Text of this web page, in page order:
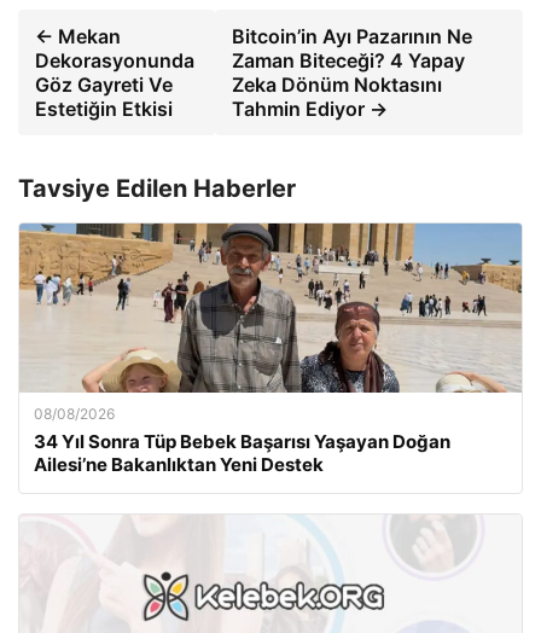
← Mekan
Dekorasyonunda
Göz Gayreti Ve
Estetiğin Etkisi
Bitcoin’in Ayı Pazarının Ne
Zaman Biteceği? 4 Yapay
Zeka Dönüm Noktasını
Tahmin Ediyor →
Tavsiye Edilen Haberler
08/08/2026
34 Yıl Sonra Tüp Bebek Başarısı Yaşayan Doğan
Ailesi’ne Bakanlıktan Yeni Destek